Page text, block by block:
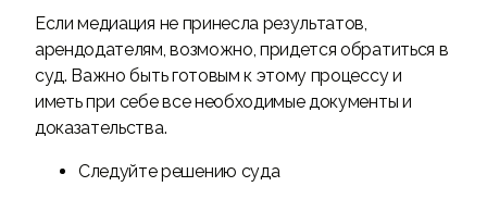
Если медиация не принесла результатов,
арендодателям, возможно, придется обратиться в
суд. Важно быть готовым к этому процессу и
иметь при себе все необходимые документы и
доказательства.
Следуйте решению суда